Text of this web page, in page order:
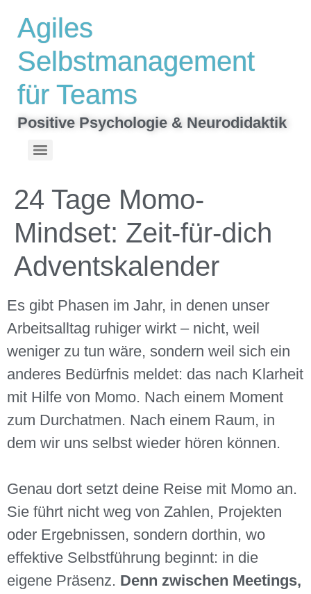
springen
Agiles
Selbstmanagement
für Teams
Positive Psychologie & Neurodidaktik
24 Tage Momo-
Mindset: Zeit-für-dich
Adventskalender
Es gibt Phasen im Jahr, in denen unser
Arbeitsalltag ruhiger wirkt – nicht, weil
weniger zu tun wäre, sondern weil sich ein
anderes Bedürfnis meldet: das nach Klarheit
mit Hilfe von Momo. Nach einem Moment
zum Durchatmen. Nach einem Raum, in
dem wir uns selbst wieder hören können.
Genau dort setzt deine Reise mit Momo an.
Sie führt nicht weg von Zahlen, Projekten
oder Ergebnissen, sondern dorthin, wo
effektive Selbstführung beginnt: in die
eigene Präsenz. Denn zwischen Meetings,